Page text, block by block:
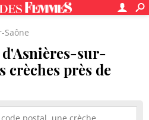
Saône
d'Asnières-sur-
crèches près de